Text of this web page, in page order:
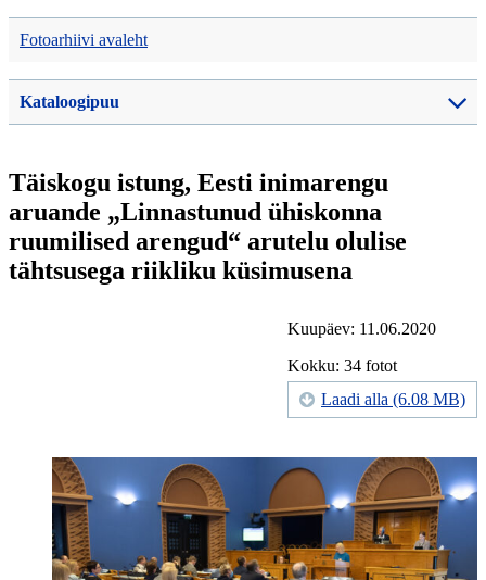
Fotoarhiivi avaleht
Kataloogipuu
Täiskogu istung, Eesti inimarengu
aruande „Linnastunud ühiskonna
ruumilised arengud“ arutelu olulise
tähtsusega riikliku küsimusena
Kuupäev: 11.06.2020
Kokku: 34 fotot
Laadi alla (6.08 MB)